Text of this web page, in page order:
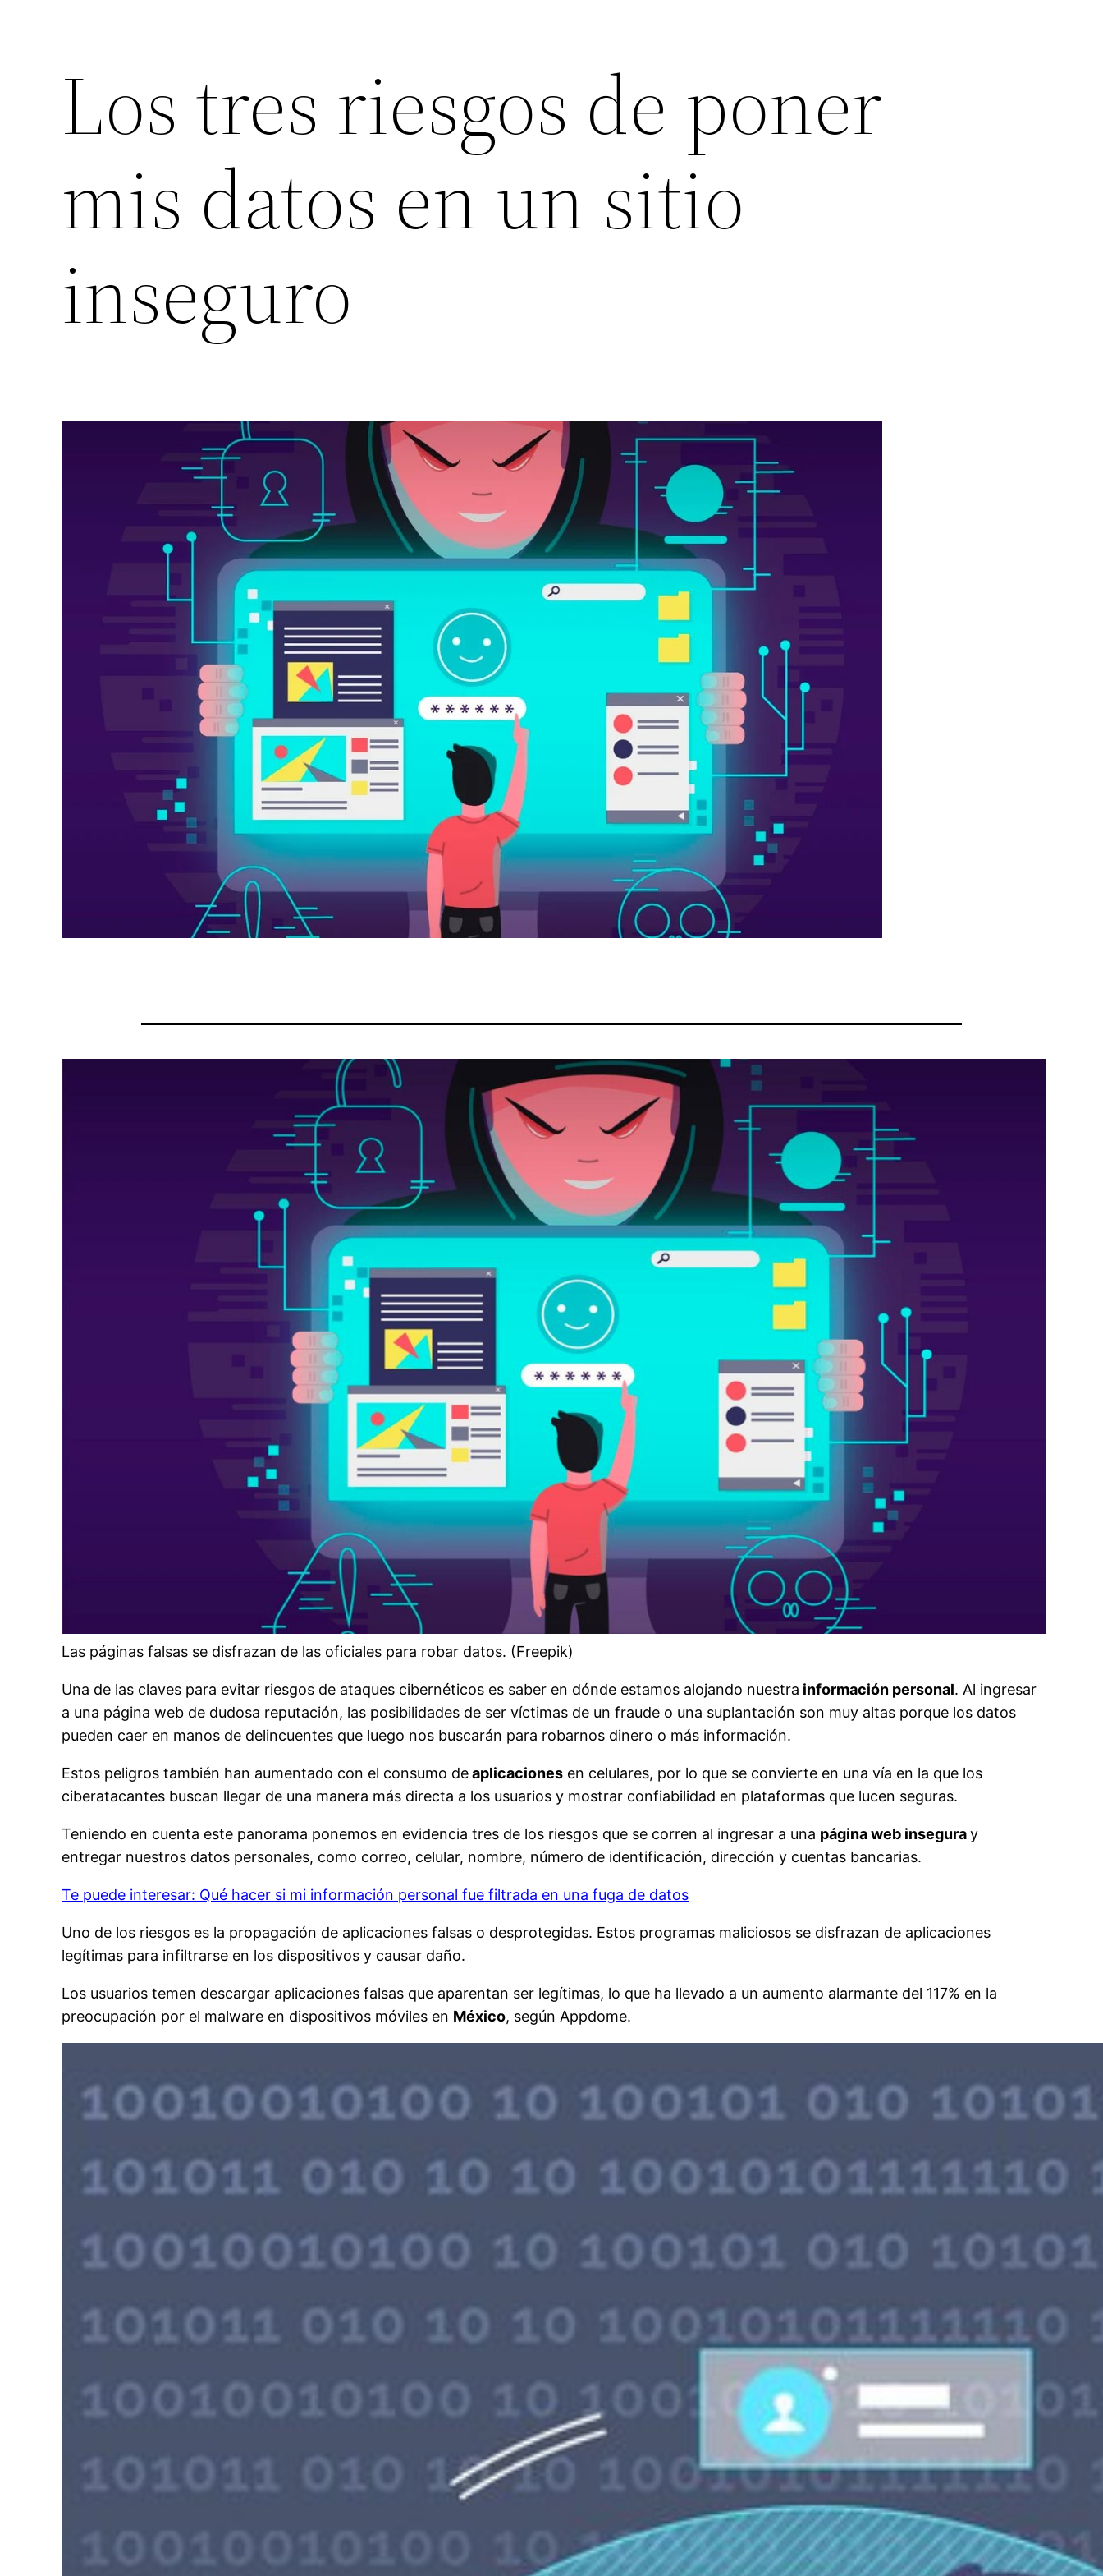
Los tres riesgos de poner
mis datos en un sitio
inseguro
Las páginas falsas se disfrazan de las oficiales para robar datos. (Freepik)
Una de las claves para evitar riesgos de ataques cibernéticos es saber en dónde estamos alojando nuestra información personal. Al ingresar
a una página web de dudosa reputación, las posibilidades de ser víctimas de un fraude o una suplantación son muy altas porque los datos
pueden caer en manos de delincuentes que luego nos buscarán para robarnos dinero o más información.
Estos peligros también han aumentado con el consumo deaplicaciones en celulares, por lo que se convierte en una vía en la que los
ciberatacantes buscan llegar de una manera más directa a los usuarios y mostrar confiabilidad en plataformas que lucen seguras.
Teniendo en cuenta este panorama ponemos en evidencia tres de los riesgos que se corren al ingresar a una página web inseguray
entregar nuestros datos personales, como correo, celular, nombre, número de identificación, dirección y cuentas bancarias.
Te puede interesar: Qué hacer si mi información personal fue filtrada en una fuga de datos
Uno de los riesgos es la propagación de aplicaciones falsas o desprotegidas. Estos programas maliciosos se disfrazan de aplicaciones
legítimas para infiltrarse en los dispositivos y causar daño.
Los usuarios temen descargar aplicaciones falsas que aparentan ser legítimas, lo que ha llevado a un aumento alarmante del 117% en la
preocupación por el malware en dispositivos móviles en México, según Appdome.